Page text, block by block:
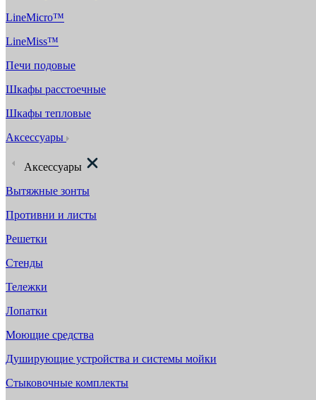
LineMicro™
LineMiss™
Печи подовые
Шкафы расстоечные
Шкафы тепловые
Аксессуары
Аксессуары
Вытяжные зонты
Противни и листы
Решетки
Стенды
Тележки
Лопатки
Моющие средства
Душирующие устройства и системы мойки
Стыковочные комплекты